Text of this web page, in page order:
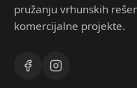
pružanju vrhunskih
komercijalne projekte.